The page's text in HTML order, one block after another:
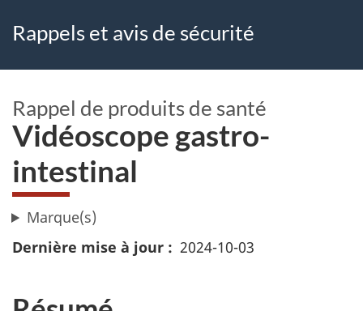
ici
Rappels et avis de sécurité
Rappel de produits de santé
Vidéoscope gastro-
intestinal
Marque(s)
Dernière mise à jour
2024-10-03